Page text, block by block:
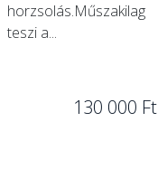
horzsolás.Műszakilag
teszi a...
130 000 Ft